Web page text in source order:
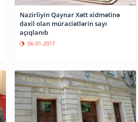
Nazirliyin Qaynar Xətt xidmətinə
daxil olan müraciətlərin sayı
açıqlanıb
06-01-2017